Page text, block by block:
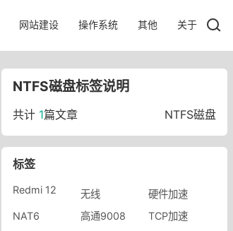
网站建设 操作系统 其他 关于
NTFS磁盘标签说明
共计 1篇文章 NTFS磁盘
标签
Redmi 12 无线
硬件加速
NAT6
高通9008
TCP加速